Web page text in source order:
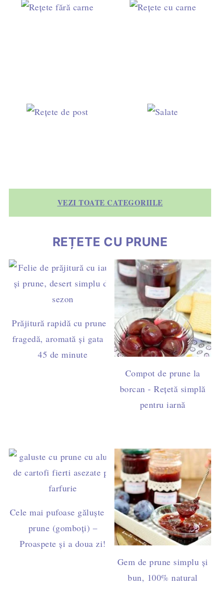
VEZI TOATE CATEGORIILE
REȚETE CU PRUNE
Prăjitură rapidă cu prune –
fragedă, aromată și gata în
45 de minute
Compot de prune la
borcan - Rețetă simplă
pentru iarnă
Cele mai pufoase găluște cu
prune (gomboți) –
Proaspete și a doua zi!
Gem de prune simplu și
bun, 100% natural